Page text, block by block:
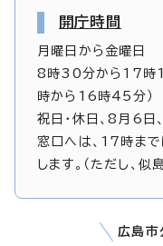
開庁時間
月曜日から金曜日
8時30分から17時
時から16時45分）
祝日・休日、8月6
窓口へは、17時ま
します。（ただし、
広島市